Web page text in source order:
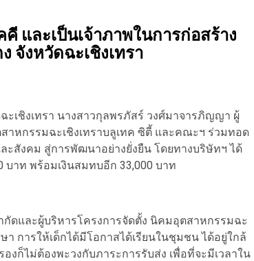
และเป็นเจ้าภาพในการก่อสร้าง
จังหวัดฉะเชิงเทรา
ะเชิงเทรา นางสาวกุลพรภัสร์ วงศ์มาจารภิญญา ผู้
หกรรมฉะเชิงเทราบลูเทค ซิตี้ และคณะฯ ร่วมทอด
ะสังคม สู่การพัฒนาอย่างยั่งยืน โดยทางบริษัทฯ ได้
บาท พร้อมเงินสมทบอีก 33,000 บาท
ดและผู้บริหารโครงการจัดตั้ง นิคมอุตสาหกรรมฉะ
การให้เด็กได้มีโอกาสได้เรียนในชุมชน ได้อยู่ใกล้
ก็ไม่ต้องพะวงกับภาระการรับส่ง เพื่อที่จะมีเวลาใน